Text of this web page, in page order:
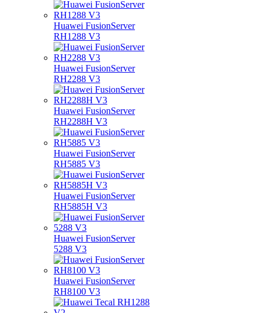
Huawei FusionServer
RH1288 V3
Huawei FusionServer
RH2288 V3
Huawei FusionServer
RH2288H V3
Huawei FusionServer
RH5885 V3
Huawei FusionServer
RH5885H V3
Huawei FusionServer
5288 V3
Huawei FusionServer
RH8100 V3